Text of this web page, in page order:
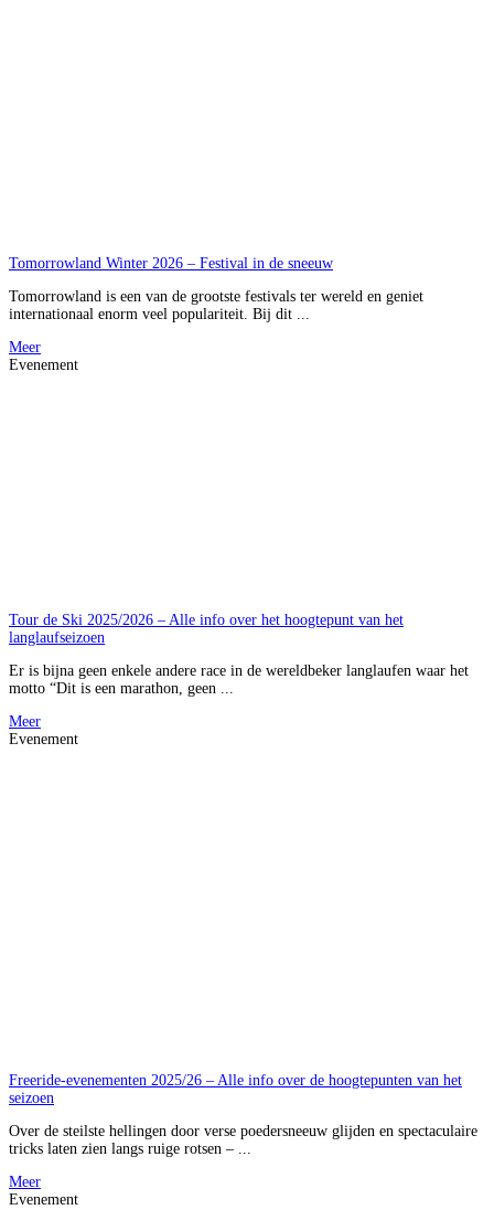
Tomorrowland Winter 2026 – Festival in de sneeuw
Tomorrowland is een van de grootste festivals ter wereld en geniet
internationaal enorm veel populariteit. Bij dit ...
Meer
Evenement
Tour de Ski 2025/2026 – Alle info over het hoogtepunt van het
langlaufseizoen
Er is bijna geen enkele andere race in de wereldbeker langlaufen waar het
motto “Dit is een marathon, geen ...
Meer
Evenement
Freeride-evenementen 2025/26 – Alle info over de hoogtepunten van het
seizoen
Over de steilste hellingen door verse poedersneeuw glijden en spectaculaire
tricks laten zien langs ruige rotsen – ...
Meer
Evenement